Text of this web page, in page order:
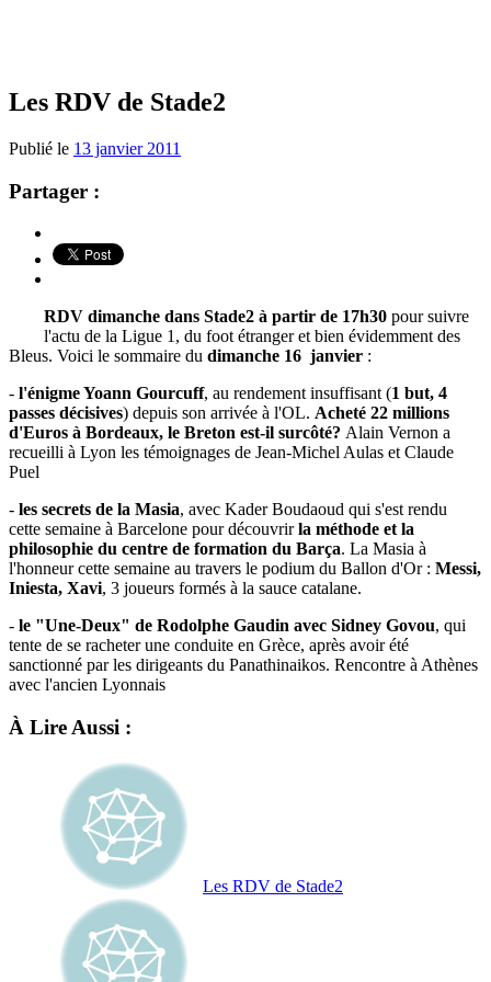
Les RDV de Stade2
Publié le 13 janvier 2011
Partager :
RDV dimanche dans Stade2 à partir de 17h30 pour suivre
l'actu de la Ligue 1, du foot étranger et bien évidemment des
Bleus. Voici le sommaire du dimanche 16 janvier :
- l'énigme Yoann Gourcuff, au rendement insuffisant (1 but, 4
passes décisives) depuis son arrivée à l'OL. Acheté 22 millions
d'Euros à Bordeaux, le Breton est-il surcôté? Alain Vernon a
recueilli à Lyon les témoignages de Jean-Michel Aulas et Claude
Puel
- les secrets de la Masia, avec Kader Boudaoud qui s'est rendu
cette semaine à Barcelone pour découvrirla méthode et la
philosophie du centre de formation du Barça. La Masia à
l'honneur cette semaine au travers le podium du Ballon d'Or : Messi,
Iniesta, Xavi, 3 joueurs formés à la sauce catalane.
- le "Une-Deux" de Rodolphe Gaudin avec Sidney Govou, qui
tente de se racheter une conduite en Grèce, après avoir été
sanctionné par les dirigeants du Panathinaikos. Rencontre à Athènes
avec l'ancien Lyonnais
À Lire Aussi :
Les RDV de Stade2